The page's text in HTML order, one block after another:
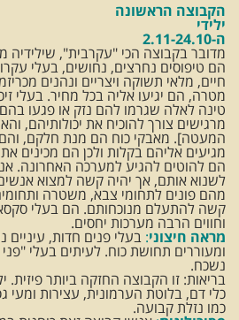
הקבוצה הראשונה
ילידי
ה-2.11-24.10
מדובר בקבוצה הכי "עקרבית", שילידיה
הם טיפוסים נחרצים, נחושים, בעלי
חיים, מלאי תשוקה ויצריים ונהנים
מטרה, הם יגיעו אליה בכל מחיר. בעלי
טינה לאלה שגרמו להם נזק או פגעו
מרגישים צורך להוכיח את יכולותיהם,
המעטה]. מאבקי כוח הם מנת חלקם, והם
מגיעים אליהם בקלות ולכן הם מכינים
הם להוטים להגיע למערכה האחרונה.
לשנוא אותם, אך יהיה קשה למצוא
מהם פונים לתחומי צבא, משטרה
קשה להתעלם מנוכחותם. הם בעלי
וחווים הרבה מערכות יחסים.
מראה חיצוני: בעלי פנים חדות, עיניים
ומעוררים תחושת כוח. לעיתים בעלי
נשכח.
בריאות: זו הקבוצה החזקה ביותר פיזית.
כלי דם, בלוטת הערמונית, עצירות ומעי
כמו נזלת קבועה.